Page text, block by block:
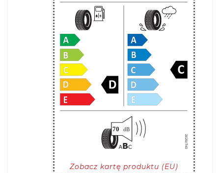
Zobacz kartę produktu (EU)